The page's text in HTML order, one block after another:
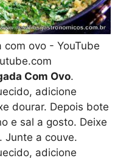
ovo - YouTube
Com Ovo.
adicione
dourar. Depois bote
e sal a gosto. Deixe
Junte a couve.
adicione